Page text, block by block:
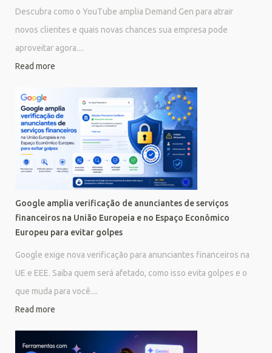
Descubra como o YouTube amplia Demand Gen para atrair
novos clientes e quais novas chances sua empresa pode
aproveitar agora....
Read more
Google amplia verificação de anunciantes de serviços
financeiros na União Europeia e no Espaço Econômico
Europeu para evitar golpes
Google exige nova verificação para anunciantes financeiros na
UE e EEE. Saiba quem será afetado, como isso evita golpes e o
que muda para você....
Read more